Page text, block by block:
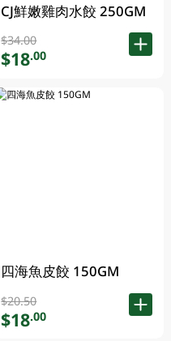
CJ鮮嫩雞肉水餃 250GM
$34.00
$18.00
四海魚皮餃 150GM
$20.50
$18.00